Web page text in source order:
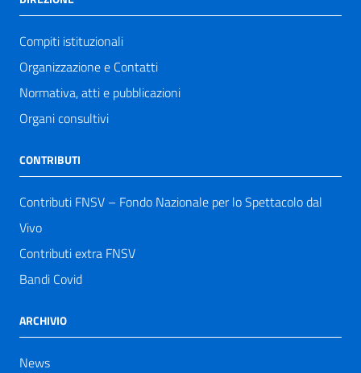
Compiti istituzionali
Organizzazione e Contatti
Normativa, atti e pubblicazioni
Organi consultivi
CONTRIBUTI
Contributi FNSV – Fondo Nazionale per lo Spettacolo dal
Vivo
Contributi extra FNSV
Bandi Covid
ARCHIVIO
News